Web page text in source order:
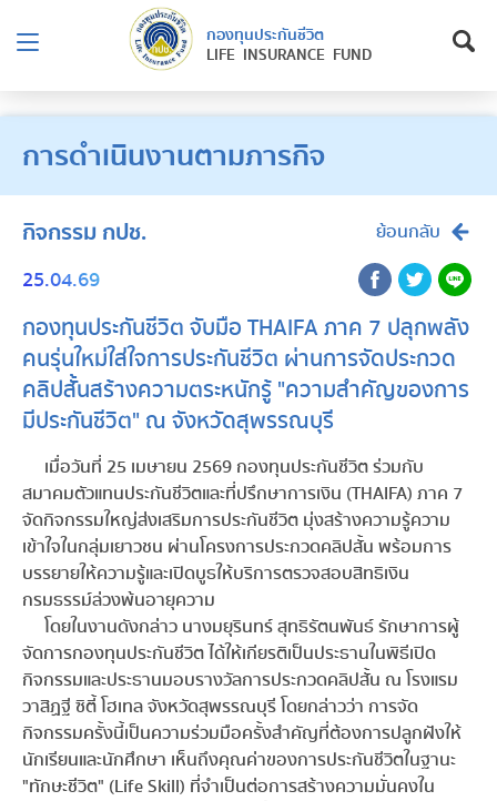
กองทุนประกันชีวิต
LIFE INSURANCE FUND
การดำเนินงานตามภารกิจ
กิจกรรม กปช. ย้อนกลับ
25.04.69
กองทุนประกันชีวิต จับมือ THAIFA ภาค 7 ปลุกพลัง
คนรุ่นใหม่ใส่ใจการประกันชีวิต ผ่านการจัดประกวด
คลิปสั้นสร้างความตระหนักรู้ "ความสำคัญของการ
มีประกันชีวิต" ณ จังหวัดสุพรรณบุรี
เมื่อวันที่ 25 เมษายน 2569 กองทุนประกันชีวิต ร่วมกับ
สมาคมตัวแทนประกันชีวิตและที่ปรึกษาการเงิน (THAIFA) ภาค 7
จัดกิจกรรมใหญ่ส่งเสริมการประกันชีวิต มุ่งสร้างความรู้ความ
เข้าใจในกลุ่มเยาวชน ผ่านโครงการประกวดคลิปสั้น พร้อมการ
บรรยายให้ความรู้และเปิดบูธให้บริการตรวจสอบสิทธิเงิน
กรมธรรม์ล่วงพ้นอายุความ
โดยในงานดังกล่าว นางมยุรินทร์ สุทธิรัตนพันธ์ รักษาการผู้
จัดการกองทุนประกันชีวิต ได้ให้เกียรติเป็นประธานในพิธีเปิด
กิจกรรมและประธานมอบรางวัลการประกวดคลิปสั้น ณ โรงแรม
วาสิฏฐี ซิตี้ โฮเทล จังหวัดสุพรรณบุรี โดยกล่าวว่า การจัด
กิจกรรมครั้งนี้เป็นความร่วมมือครั้งสำคัญที่ต้องการปลูกฝังให้
นักเรียนและนักศึกษา เห็นถึงคุณค่าของการประกันชีวิตในฐานะ
"ทักษะชีวิต" (Life Skill) ที่จำเป็นต่อการสร้างความมั่นคงใน